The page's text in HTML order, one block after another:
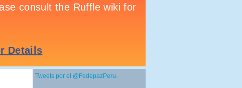
Tweets por el @FedepazPeru.